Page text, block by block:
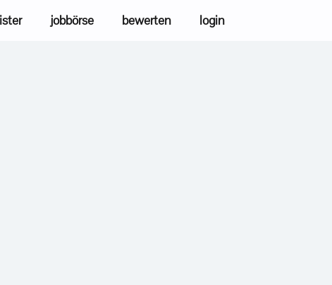
jobbörse bewerten login